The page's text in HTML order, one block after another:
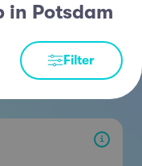
in Potsdam
Filter
i